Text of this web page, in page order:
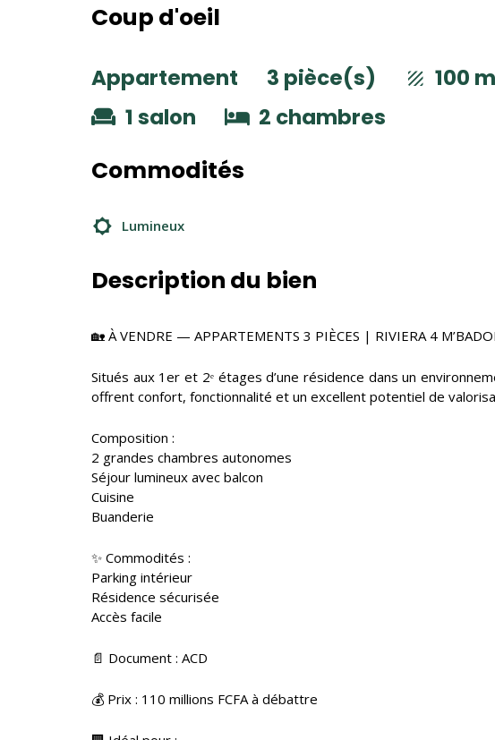
Coup d'oeil
Appartement 3 pièce(s) 100
1 salon
2 chambres
Commodités
Lumineux
Description du bien
🏡 À VENDRE — APPARTEMENTS 3 PIÈCES | RIVIERA 4
Situés aux 1er et 2ᵉ étages d’une résidence dans un
offrent confort, fonctionnalité et un excellent potentiel de
Composition :
2 grandes chambres autonomes
Séjour lumineux avec balcon
Cuisine
Buanderie
✨ Commodités :
Parking intérieur
Résidence sécurisée
Accès facile
📄 Document : ACD
💰 Prix : 110 millions FCFA à débattre